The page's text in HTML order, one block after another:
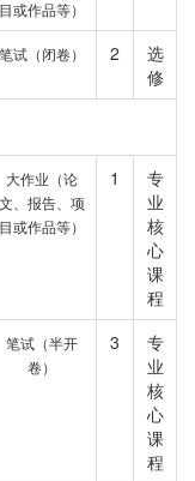
目或作品等）
笔试（闭卷） 2
选
修
大作业（论
文、报告、项
目或作品等）
1
专
业
核
心
课
程
笔试（半开
卷）
3
专
业
核
心
课
程